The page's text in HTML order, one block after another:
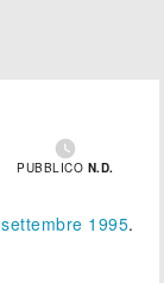

PUBBLICO N.D.
settembre 1995.